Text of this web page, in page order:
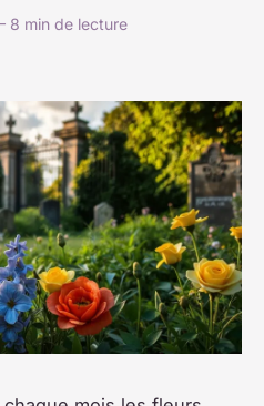
min de lecture